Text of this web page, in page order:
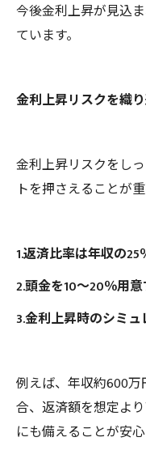
今後金利上昇が見込
ています。
金利上昇リスクを織
金利上昇リスクをし
トを押さえることが重
1.返済比率は年収の
2.頭金を10～20％用
3.金利上昇時のシミ
例えば、年収約600
合、返済額を想定よ
にも備えることが安